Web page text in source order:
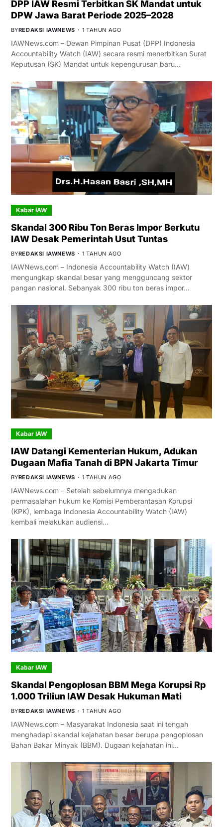
DPP IAW Resmi Terbitkan SK Mandat untuk
DPW Jawa Barat Periode 2025–2028
BYREDAKSI IAWNEWS 1 TAHUN AGO
IAWNews.com – Dewan Pimpinan Pusat (DPP) Indonesia
Accountability Watch (IAW) secara resmi menerbitkan Surat
Keputusan (SK) Mandat untuk kepengurusan baru…
Kabar IAW
Skandal 300 Ribu Ton Beras Impor Berkutu
IAW Desak Pemerintah Usut Tuntas
BYREDAKSI IAWNEWS 1 TAHUN AGO
IAWNews.com – Indonesia Accountability Watch (IAW)
mengungkap skandal besar yang mengguncang sektor
pangan nasional. Sebanyak 300 ribu ton beras impor…
Kabar IAW
IAW Datangi Kementerian Hukum, Adukan
Dugaan Mafia Tanah di BPN Jakarta Timur
BYREDAKSI IAWNEWS 1 TAHUN AGO
IAWNews.com – Setelah sebelumnya mengadukan
permasalahan hukum ke Komisi Pemberantasan Korupsi
(KPK), lembaga Indonesia Accountability Watch (IAW)
kembali melakukan audiensi…
Kabar IAW
Skandal Pengoplosan BBM Mega Korupsi Rp
1.000 Triliun IAW Desak Hukuman Mati
BYREDAKSI IAWNEWS 1 TAHUN AGO
IAWNews.com – Masyarakat Indonesia saat ini tengah
menghadapi skandal kejahatan besar berupa pengoplosan
Bahan Bakar Minyak (BBM). Dugaan kejahatan ini…